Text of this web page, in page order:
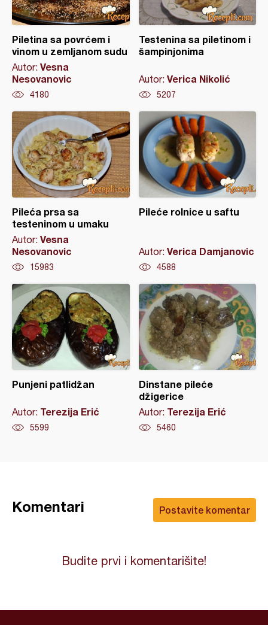
Piletina sa povrćem i
vinom u zemljanom sudu
Autor: Vesna
Nesovanovic
4180
Testenina sa piletinom i
šampinjonima
Autor: Verica Nikolić
5207
Pileća prsa sa
testeninom u umaku
Autor: Vesna
Nesovanovic
15983
Pileće rolnice u saftu
Autor: Verica Damjanovic
4588
Punjeni patlidžan
Autor: Terezija Erić
5599
Dinstane pileće
džigerice
Autor: Terezija Erić
5460
Postavite komentar
Komentari
Budite prvi i komentarišite!